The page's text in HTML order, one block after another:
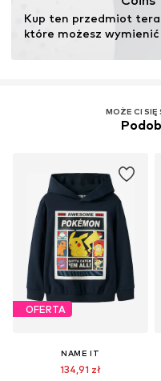
Kup ten przedmiot
które możesz wymienić
MOŻE CI SIĘ
OFERTA
NAME IT
134,91 zł